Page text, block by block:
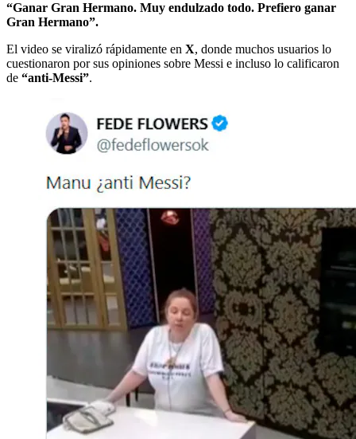
“Ganar Gran Hermano. Muy endulzado todo. Prefiero ganar
Gran Hermano”.
El video se viralizó rápidamente en X, donde muchos usuarios lo
cuestionaron por sus opiniones sobre Messi e incluso lo calificaron
de “anti-Messi”.